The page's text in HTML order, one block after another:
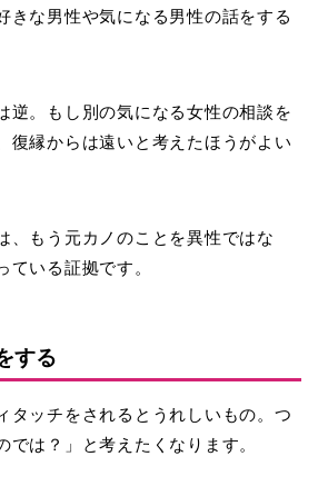
きな男性や気になる男性の話をする
逆。もし別の気になる女性の相談を
復縁からは遠いと考えたほうがよい
、もう元カノのことを異性ではな
ている証拠です。
する
タッチをされるとうれしいもの。つ
では？」と考えたくなります。